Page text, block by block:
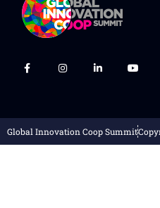
Global Innovation Coop Summit